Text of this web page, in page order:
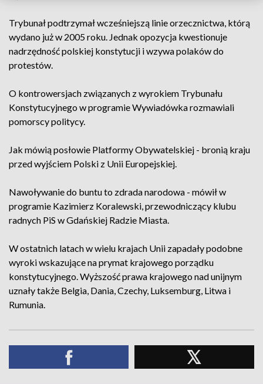
Trybunał podtrzymał wcześniejszą linie orzecznictwa, którą
wydano już w 2005 roku. Jednak opozycja kwestionuje
nadrzędność polskiej konstytucji i wzywa polaków do
protestów.
O kontrowersjach związanych z wyrokiem Trybunału
Konstytucyjnego w programie Wywiadówka rozmawiali
pomorscy politycy.
Jak mówią posłowie Platformy Obywatelskiej - bronią kraju
przed wyjściem Polski z Unii Europejskiej.
Nawoływanie do buntu to zdrada narodowa - mówił w
programie Kazimierz Koralewski, przewodniczący klubu
radnych PiS w Gdańskiej Radzie Miasta.
W ostatnich latach w wielu krajach Unii zapadały podobne
wyroki wskazujące na prymat krajowego porządku
konstytucyjnego. Wyższość prawa krajowego nad unijnym
uznały także Belgia, Dania, Czechy, Luksemburg, Litwa i
Rumunia.